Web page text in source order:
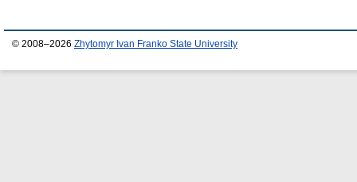
© 2008–2026 Zhytomyr Ivan Franko State University